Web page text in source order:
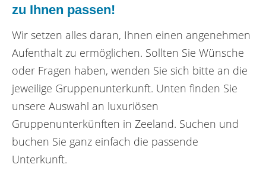
zu Ihnen passen!
Wir setzen alles daran, Ihnen einen angenehmen
Aufenthalt zu ermöglichen. Sollten Sie Wünsche
oder Fragen haben, wenden Sie sich bitte an die
jeweilige Gruppenunterkunft. Unten finden Sie
unsere Auswahl an luxuriösen
Gruppenunterkünften in Zeeland. Suchen und
buchen Sie ganz einfach die passende
Unterkunft.